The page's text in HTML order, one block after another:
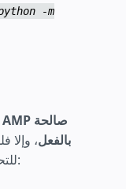
-m
بالفعل، وإلا
الأطراف الثالثة، مثل بحث Google. للتحقق: